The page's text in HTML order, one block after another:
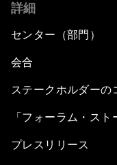
詳細
センター（部門）
会合
ステークホルダーの
「フォーラム・スト
プレスリリース